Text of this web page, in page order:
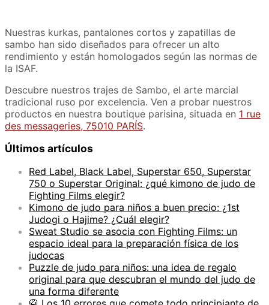
Nuestras kurkas, pantalones cortos y zapatillas de
sambo han sido diseñados para ofrecer un alto
rendimiento y están homologados según las normas de
la ISAF.
Descubre nuestros trajes de Sambo, el arte marcial
tradicional ruso por excelencia. Ven a probar nuestros
productos en nuestra boutique parisina, situada en 1 rue
des messageries, 75010 PARÍS.
Últimos artículos
Red Label, Black Label, Superstar 650, Superstar
750 o Superstar Original: ¿qué kimono de judo de
Fighting Films elegir?
Kimono de judo para niños a buen precio: ¿1st
Judogi o Hajime? ¿Cuál elegir?
Sweat Studio se asocia con Fighting Films: un
espacio ideal para la preparación física de los
judocas
Puzzle de judo para niños: una idea de regalo
original para que descubran el mundo del judo de
una forma diferente